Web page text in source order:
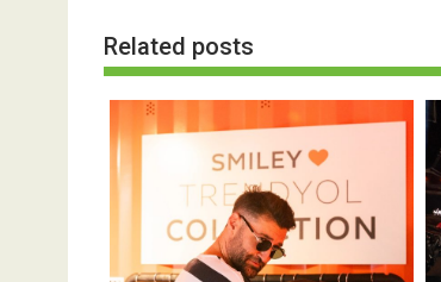
Related posts